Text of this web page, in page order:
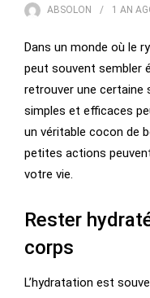
ABSOLON 1 AN
Dans un monde où le
peut souvent sembler
retrouver une certaine
simples et efficaces
un véritable cocon de
petites actions
votre vie.
Rester
corps
L’hydratation est